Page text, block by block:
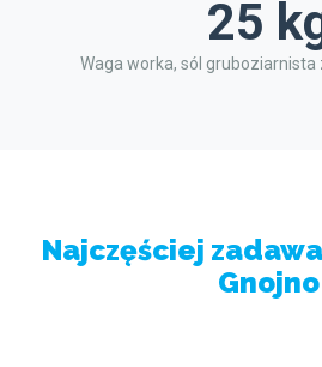
25
Waga worka, sól
Najczęściej
Gnojno